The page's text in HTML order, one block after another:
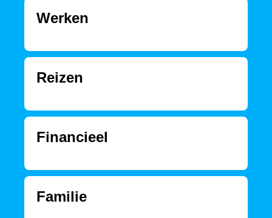
Werken
Reizen
Financieel
Familie